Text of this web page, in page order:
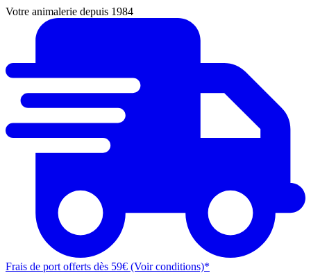
Votre animalerie depuis 1984
Frais de port offerts dès 59€ (Voir conditions)*